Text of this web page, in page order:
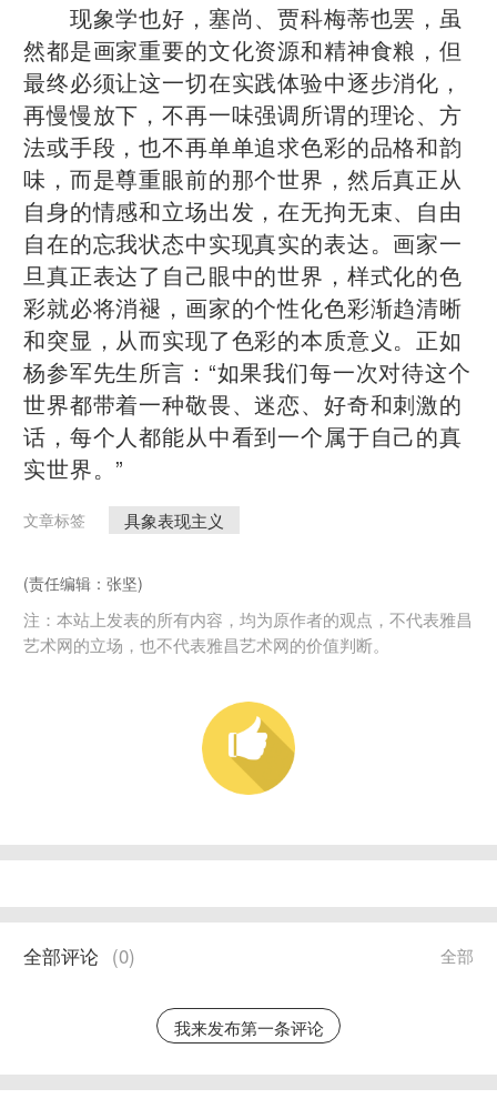
现象学也好，塞尚、贾科梅蒂也罢，虽
然都是画家重要的文化资源和精神食粮，但
最终必须让这一切在实践体验中逐步消化，
再慢慢放下，不再一味强调所谓的理论、方
法或手段，也不再单单追求色彩的品格和韵
味，而是尊重眼前的那个世界，然后真正从
自身的情感和立场出发，在无拘无束、自由
自在的忘我状态中实现真实的表达。画家一
旦真正表达了自己眼中的世界，样式化的色
彩就必将消褪，画家的个性化色彩渐趋清晰
和突显，从而实现了色彩的本质意义。正如
杨参军先生所言：“如果我们每一次对待这个
世界都带着一种敬畏、迷恋、好奇和刺激的
话，每个人都能从中看到一个属于自己的真
实世界。”
文章标签 具象表现主义
(责任编辑：张坚)
注：本站上发表的所有内容，均为原作者的观点，不代表雅昌
艺术网的立场，也不代表雅昌艺术网的价值判断。
全部
全部评论 (0)
我来发布第一条评论